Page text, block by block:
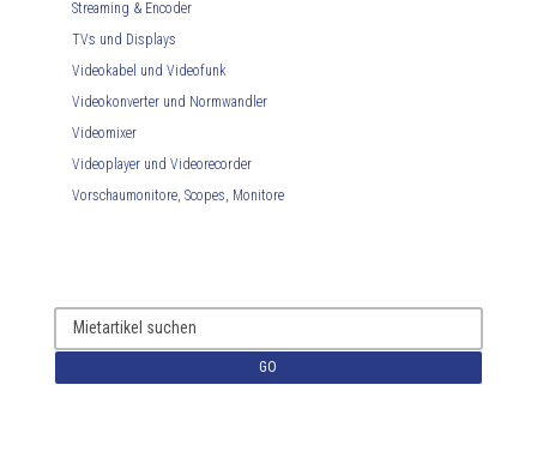
Streaming & Encoder
TVs und Displays
Videokabel und Videofunk
Videokonverter und Normwandler
Videomixer
Videoplayer und Videorecorder
Vorschaumonitore, Scopes, Monitore
GO